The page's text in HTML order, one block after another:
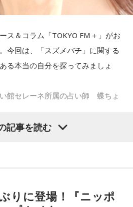
ないか、ということなんだと思い
て、誰が出ても同じようなサッカ
ージをああいう形で抜けられたと
とですし、力がついているのは事
たちも応援したいと思います。
ォーム「JFN Pods」ではスペシャ
とは、追い詰められた時に出る、
、あなたが窮地で無意識に守ろう
」を暗示しています。冷静ではい
、普段は隠れているあなたの本性
は「愛情深い天使」
後回しにしすぎないよう気をつけ
ス＆コラム「TOKYO FM＋」がお
今回は、「スズメバチ」に関する
る本当の自分を探ってみましょ
館セレーネ所属の占い師 蝶ちょ
記事を読む
りに登場！『ニッポ